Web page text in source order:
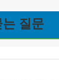
질문